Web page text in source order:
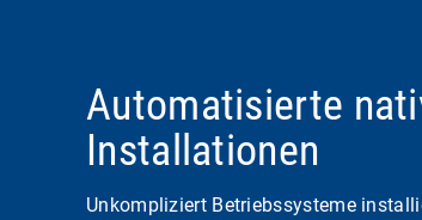
Automatisierte
Installationen
Unkompliziert Betriebssysteme